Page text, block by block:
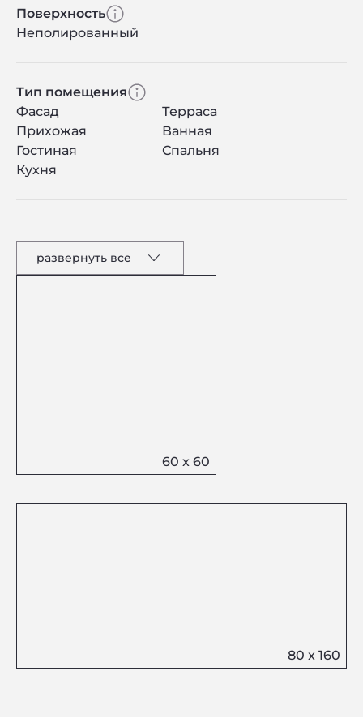
Поверхность
Неполированный
Тип помещения
Фасад
Терраса
Прихожая
Ванная
Гостиная
Спальня
Кухня
развернуть все